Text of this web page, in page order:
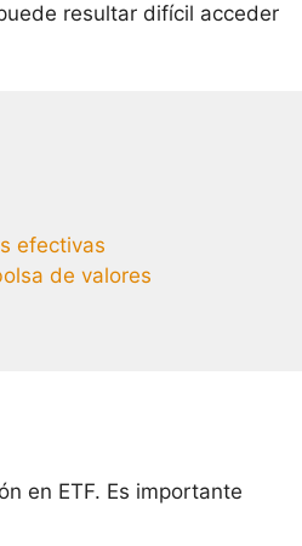
resultar difícil acceder
efectivas
de valores
en ETF. Es importante